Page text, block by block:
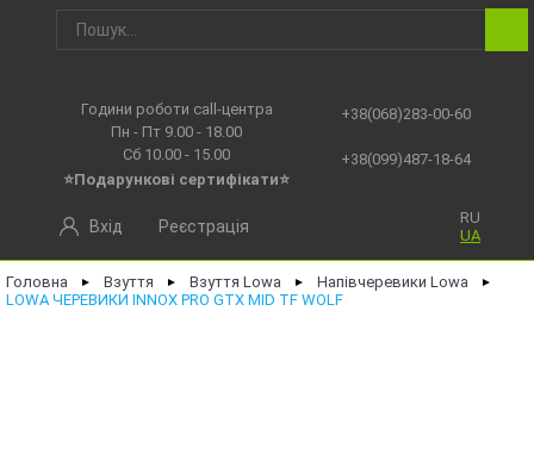
Години роботи call-центра
Пн - Пт 9.00 - 18.00
Сб 10.00 - 15.00
⭐Подарункові сертифікати⭐
+38(068)283-00-60
+38(099)487-18-64
RU
UA
Вхід Реєстрація
Головна ► Взуття ► Взуття Lowa ► Напівчеревики Lowa ►
LOWA ЧЕРЕВИКИ INNOX PRO GTX MID TF WOLF